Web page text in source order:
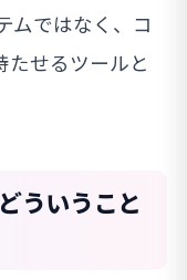
ムではなく、コ
たせるツールと
ういうこと